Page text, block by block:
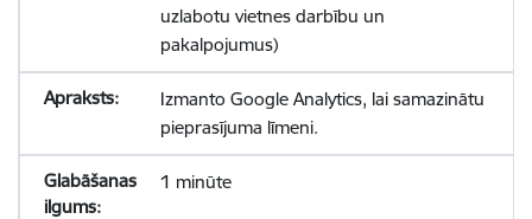
uzlabotu vietnes darbību un
pakalpojumus)
Izmanto Google Analytics, lai samazinātu
pieprasījuma līmeni.
1 minūte